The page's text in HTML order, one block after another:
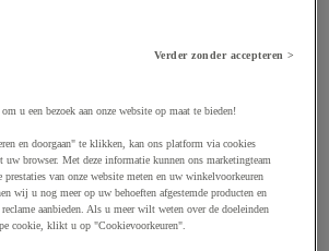
en verlichting
elektrisch schakelpaneel
en kapelhaspel
en schakelaar
Verder zonder accepteren >
u een bezoek aan onze website op maat te bieden!
en doorgaan" te klikken, kan ons platform via cookies
browser. Met deze informatie kunnen ons marketingteam
prestaties van onze website meten en uw winkelvoorkeuren
wij u nog meer op uw behoeften afgestemde producten en
reclame aanbieden. Als u meer wilt weten over de doeleinden
cookie, klikt u op "Cookievoorkeuren".